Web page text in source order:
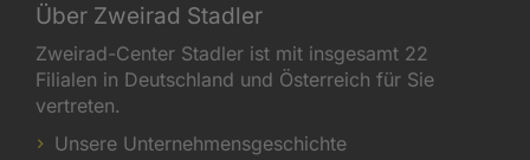
Über Zweirad Stadler
Zweirad-Center Stadler ist mit insgesamt 22
Filialen in Deutschland und Österreich für Sie
vertreten.
Unsere Unternehmensgeschichte